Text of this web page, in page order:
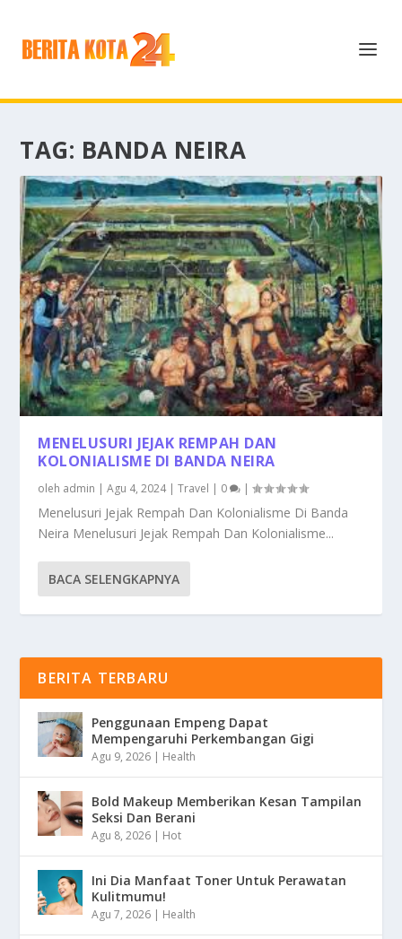
TAG: BANDA NEIRA
MENELUSURI JEJAK REMPAH DAN
KOLONIALISME DI BANDA NEIRA
oleh admin |Agu 4, 2024|Travel | 0 |
Menelusuri Jejak Rempah Dan Kolonialisme Di Banda
Neira Menelusuri Jejak Rempah Dan Kolonialisme...
BACA SELENGKAPNYA
BERITA TERBARU
Penggunaan Empeng Dapat
Mempengaruhi Perkembangan Gigi
Agu 9, 2026 | Health
Bold Makeup Memberikan Kesan Tampilan
Seksi Dan Berani
Agu 8, 2026 | Hot
Ini Dia Manfaat Toner Untuk Perawatan
Kulitmumu!
Agu 7, 2026 | Health